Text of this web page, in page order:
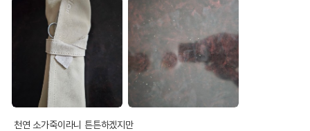
천연 소가죽이라니 튼튼하겠지만